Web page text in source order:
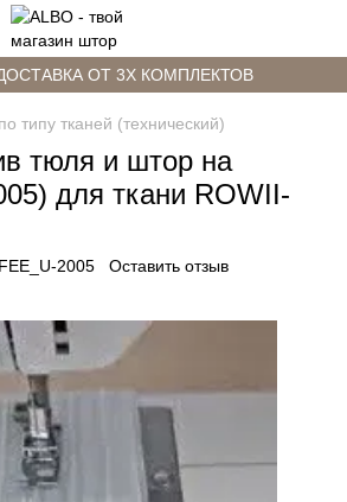
ОТ 3Х КОМПЛЕКТОВ
типу тканей (технический)
тюля и штор на
для ткани ROWII-
2005 Оставить отзыв